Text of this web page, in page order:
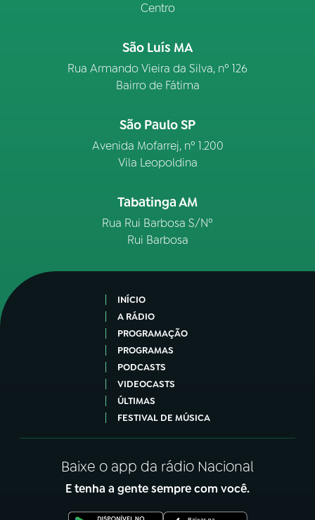
Centro
São Luís MA
Rua Armando Vieira da Silva, nº 126
Bairro de Fátima
São Paulo SP
Avenida Mofarrej, nº 1.200
Vila Leopoldina
Tabatinga AM
Rua Rui Barbosa S/Nº
Rui Barbosa
INÍCIO
A RÁDIO
PROGRAMAÇÃO
PROGRAMAS
PODCASTS
VIDEOCASTS
ÚLTIMAS
FESTIVAL DE MÚSICA
Baixe o app da rádio Nacional
E tenha a gente sempre com você.